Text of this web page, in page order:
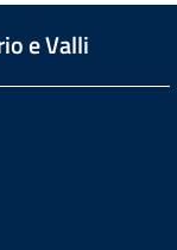
e Valli